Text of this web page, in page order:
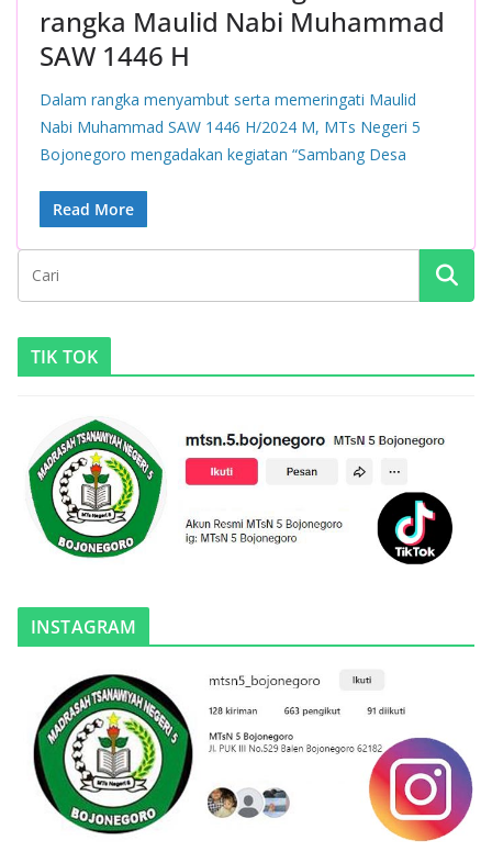
rangka Maulid Nabi Muhammad
SAW 1446 H
Dalam rangka menyambut serta memeringati Maulid
Nabi Muhammad SAW 1446 H/2024 M, MTs Negeri 5
Bojonegoro mengadakan kegiatan “Sambang Desa
Read More
TIK TOK
INSTAGRAM